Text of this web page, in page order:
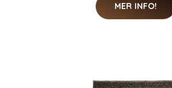
MER INFO!